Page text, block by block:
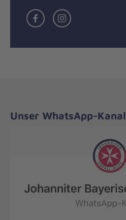
FacebookInstagramm
Unser WhatsApp-Kanal